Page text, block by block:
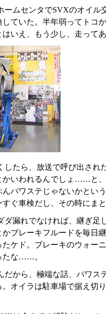
ームセンタでSVXのオイル
していた。半年弱ってトコ
いえ、もう少し、走って
たら、放送で呼び出され
かいわれるんでしょ……と
パワステじゃないかとい
ぐ車検だし、その時にま
ダ漏れでなければ、継ぎ
ブレーキフルードを毎
ケド。ブレーキのウォー
たな……。
だから、極端な話、パワ
オイラは駐車場で据え切